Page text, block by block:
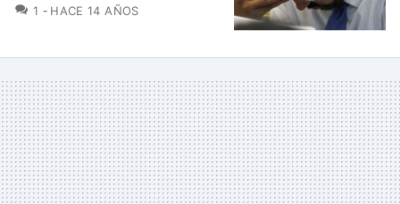
1 COMENTARIOS
HACE 14 AÑOS